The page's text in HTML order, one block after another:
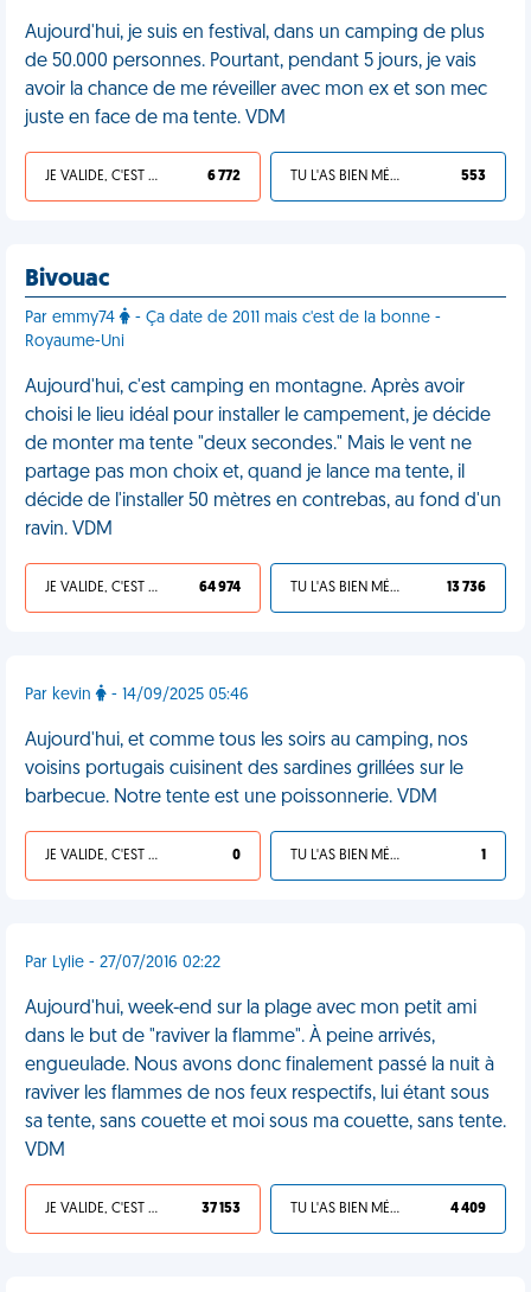
Aujourd'hui, je suis en festival, dans un camping de plus
de 50.000 personnes. Pourtant, pendant 5 jours, je vais
avoir la chance de me réveiller avec mon ex et son mec
juste en face de ma tente. VDM
JE VALIDE, C'EST UNE VDM 6 772 TU L'AS BIEN MÉRITÉ 553
Bivouac
Par emmy74
- Ça date de 2011 mais c'est de la bonne -
Royaume-Uni
Aujourd'hui, c'est camping en montagne. Après avoir
choisi le lieu idéal pour installer le campement, je décide
de monter ma tente "deux secondes." Mais le vent ne
partage pas mon choix et, quand je lance ma tente, il
décide de l'installer 50 mètres en contrebas, au fond d'un
ravin. VDM
JE VALIDE, C'EST UNE VDM 64 974 TU L'AS BIEN MÉRITÉ 13 736
Par kevin - 14/09/2025 05:46
Aujourd'hui, et comme tous les soirs au camping, nos
voisins portugais cuisinent des sardines grillées sur le
barbecue. Notre tente est une poissonnerie. VDM
JE VALIDE, C'EST UNE VDM 0 TU L'AS BIEN MÉRITÉ 1
Par Lylie - 27/07/2016 02:22
Aujourd'hui, week-end sur la plage avec mon petit ami
dans le but de "raviver la flamme". À peine arrivés,
engueulade. Nous avons donc finalement passé la nuit à
raviver les flammes de nos feux respectifs, lui étant sous
sa tente, sans couette et moi sous ma couette, sans tente.
VDM
JE VALIDE, C'EST UNE VDM 37 153 TU L'AS BIEN MÉRITÉ 4 409